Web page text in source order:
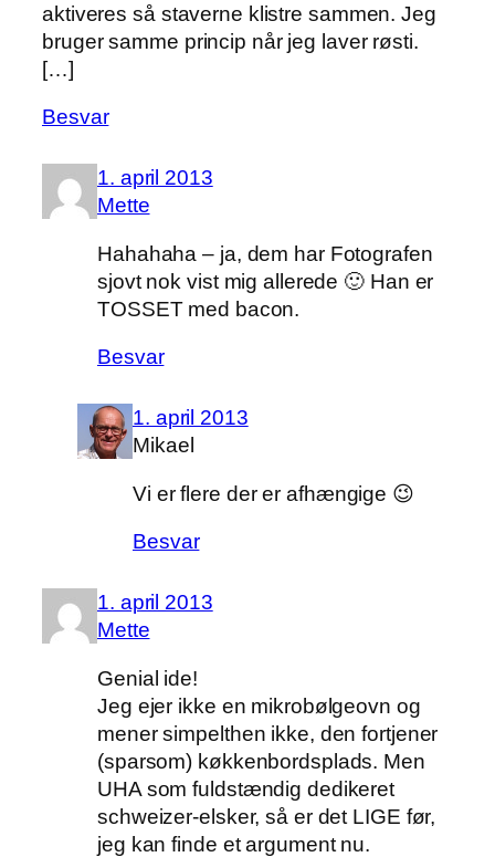
aktiveres så staverne klistre sammen. Jeg
bruger samme princip når jeg laver røsti.
[…]
Besvar
1. april 2013
Mette
Hahahaha – ja, dem har Fotografen
sjovt nok vist mig allerede 🙂 Han er
TOSSET med bacon.
Besvar
1. april 2013
Mikael
Vi er flere der er afhængige 😉
Besvar
1. april 2013
Mette
Genial ide!
Jeg ejer ikke en mikrobølgeovn og
mener simpelthen ikke, den fortjener
(sparsom) køkkenbordsplads. Men
UHA som fuldstændig dedikeret
schweizer-elsker, så er det LIGE før,
jeg kan finde et argument nu.